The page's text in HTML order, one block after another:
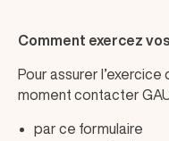
Comment exercez
Pour assurer
moment contacter
par ce formulaire